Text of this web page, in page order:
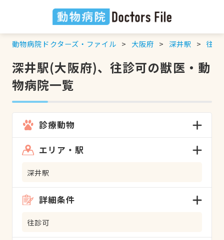
動物病院ドクターズ・ファイル 大阪府 深井駅 往診
深井駅(大阪府)、往診可の獣医・動
物病院一覧
診療動物
エリア・駅
深井駅
詳細条件
往診可